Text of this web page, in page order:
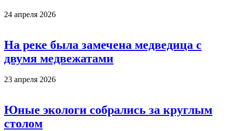
24 апреля 2026
На реке была замечена медведица с
двумя медвежатами
23 апреля 2026
Юные экологи собрались за круглым
столом